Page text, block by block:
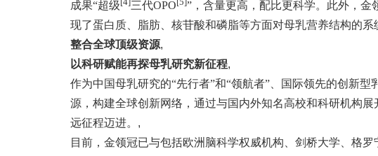
成果“超级
三代OPO ”，含量更高，配比更科学。此外，金
现了蛋白质、脂肪、核苷酸和磷脂等方面对母乳营养结构的系
整合全球顶级资源,
以科研赋能再探母乳研究新征程,
作为中国母乳研究的“先行者”和“领航者”、国际领先的创新
源，构建全球创新网络，通过与国内外知名高校和科研机构
远征程迈进。 ,
目前，金领冠已与包括欧洲脑科学权威机构、剑桥大学、格